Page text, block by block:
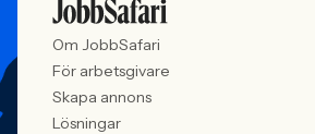
Om JobbSafari
För arbetsgivare
Skapa annons
Lösningar